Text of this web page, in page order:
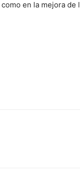
en la mejora de